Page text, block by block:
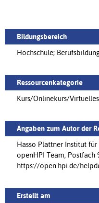
Bildungsbereich
Hochschule;
Ressourcenkategorie
Kurs/Onlinekurs/
Angaben zum Autor der
Hasso Plattner Institut
openHPI Team, Postfach
https://open.hpi.de/
Erstellt am